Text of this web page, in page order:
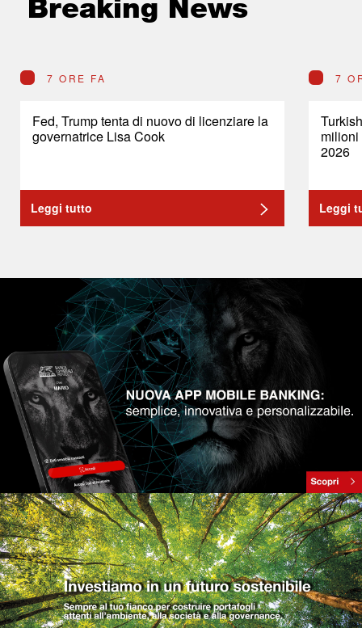
Breaking News
7 ORE FA
Fed, Trump tenta di nuovo di licenziare la
governatrice Lisa Cook
Leggi tutto
7
2026
Leggi